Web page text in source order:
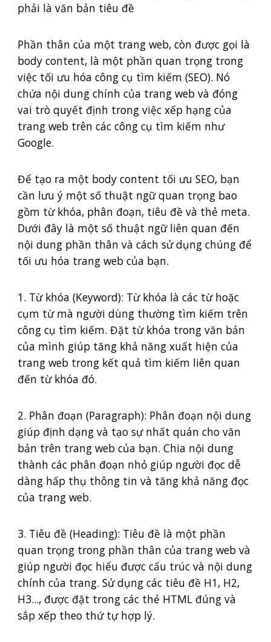
phải là văn bản tiêu đề
Phần thân của một trang web, còn được gọi là
body content, là một phần quan trọng trong
việc tối ưu hóa công cụ tìm kiếm (SEO). Nó
chứa nội dung chính của trang web và đóng
vai trò quyết định trong việc xếp hạng của
trang web trên các công cụ tìm kiếm như
Google.
Để tạo ra một body content tối ưu SEO, bạn
cần lưu ý một số thuật ngữ quan trọng bao
gồm từ khóa, phân đoạn, tiêu đề và thẻ meta.
Dưới đây là một số thuật ngữ liên quan đến
nội dung phần thân và cách sử dụng chúng để
tối ưu hóa trang web của bạn.
1. Từ khóa (Keyword): Từ khóa là các từ hoặc
cụm từ mà người dùng thường tìm kiếm trên
công cụ tìm kiếm. Đặt từ khóa trong văn bản
của mình giúp tăng khả năng xuất hiện của
trang web trong kết quả tìm kiếm liên quan
đến từ khóa đó.
2. Phân đoạn (Paragraph): Phân đoạn nội dung
giúp định dạng và tạo sự nhất quán cho văn
bản trên trang web của bạn. Chia nội dung
thành các phân đoạn nhỏ giúp người đọc dễ
dàng hấp thụ thông tin và tăng khả năng đọc
của trang web.
3. Tiêu đề (Heading): Tiêu đề là một phần
quan trọng trong phần thân của trang web và
giúp người đọc hiểu được cấu trúc và nội dung
chính của trang. Sử dụng các tiêu đề H1, H2,
H3..., được đặt trong các thẻ HTML đúng và
sắp xếp theo thứ tự hợp lý.